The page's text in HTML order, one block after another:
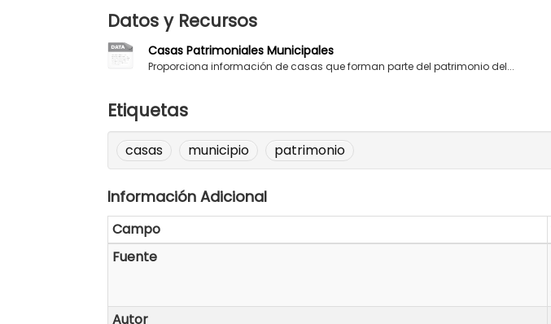
Datos y Recursos
Casas Patrimoniales Municipales
Proporciona información de casas que forman parte del patrimonio del...
Etiquetas
casas municipio patrimonio
Información Adicional
Campo
Fuente
Autor